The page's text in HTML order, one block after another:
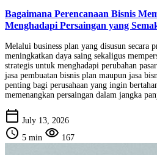
Bagaimana Perencanaan Bisnis
Menghadapi Persaingan yang
Melalui business plan yang disusun secara
meningkatkan daya saing sekaligus
strategis untuk menghadapi perubahan
jasa pembuatan bisnis plan maupun jasa
penting bagi perusahaan yang ingin
memenangkan persaingan dalam jangka
calendar_today July 13, 2026
schedule 5 min visibility 167